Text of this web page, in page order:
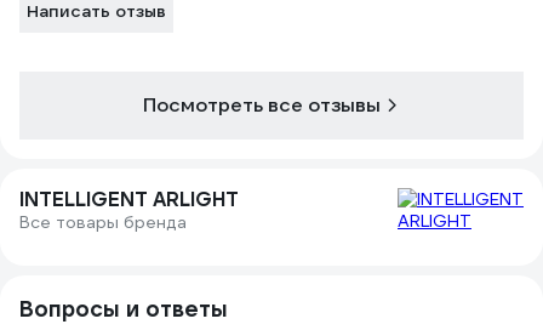
Написать отзыв
Посмотреть все отзывы
INTELLIGENT ARLIGHT
Все товары бренда
Вопросы и ответы